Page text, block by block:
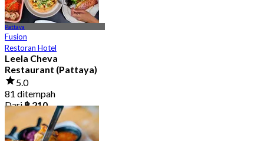
Pattaya
Fusion
Restoran Hotel
Leela Cheva
Restaurant (Pattaya)
5.0
81 ditempah
Dari฿ 210